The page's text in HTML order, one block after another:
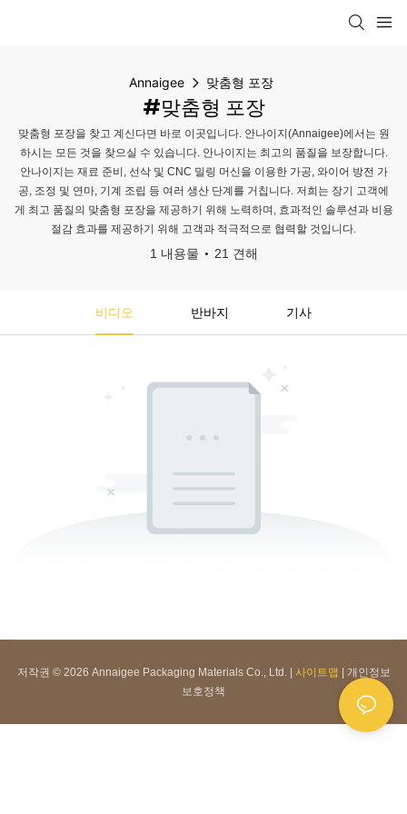
Annaigee 맞춤형 포장
#맞춤형 포장
맞춤형 포장을 찾고 계신다면 바로 이곳입니다. 안나이지(Annaigee)에서는 원
하시는 모든 것을 찾으실 수 있습니다. 안나이지는 최고의 품질을 보장합니다.
안나이지는 재료 준비, 선삭 및 CNC 밀링 머신을 이용한 가공, 와이어 방전 가
공, 조정 및 연마, 기계 조립 등 여러 생산 단계를 거칩니다. 저희는 장기 고객에
게 최고 품질의 맞춤형 포장을 제공하기 위해 노력하며, 효과적인 솔루션과 비용
절감 효과를 제공하기 위해 고객과 적극적으로 협력할 것입니다.
1 내용물 21 견해
비디오 반바지 기사
저작권 © 2026 Annaigee Packaging Materials Co., Ltd. | 사이트맵 | 개인정보
보호정책